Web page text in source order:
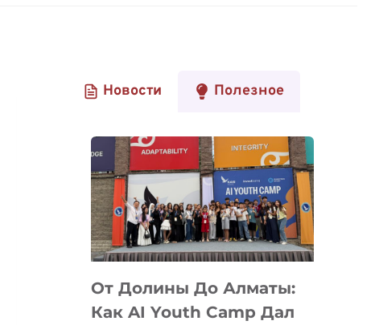
Новости Полезное
От Долины До Алматы:
Как AI Youth Camp Дал